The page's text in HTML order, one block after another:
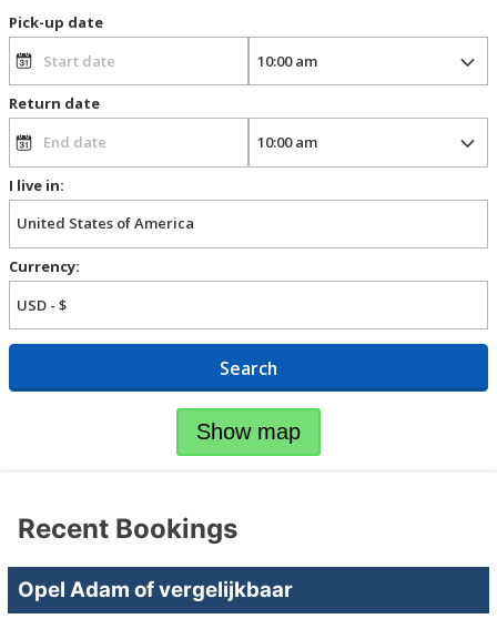
Pick-up date
Return date
I live in:
Currency:
Search
Show map
Recent Bookings
Opel Adam of vergelijkbaar